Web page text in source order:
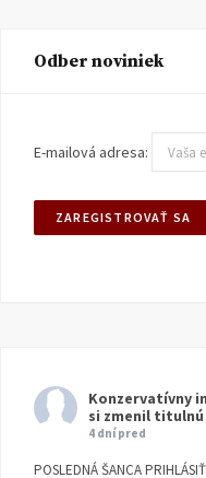
Odber noviniek
E-mailová adresa:
Konzervatívny
si zmenil
4 dní pred
POSLEDNÁ ŠANCA